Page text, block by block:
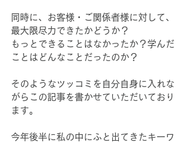
同時に、お客様・ご関係者様に対して、
最大限尽力できたかどうか？
もっとできることはなかったか？学んだ
ことはどんなことだったのか？
そのようなツッコミを自分自身に入れな
がらこの記事を書かせていただいており
ます。
今年後半に私の中にふと出てきたキーワ